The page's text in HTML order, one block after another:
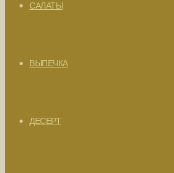
САЛАТЫ
ВЫПЕЧКА
ДЕСЕРТ